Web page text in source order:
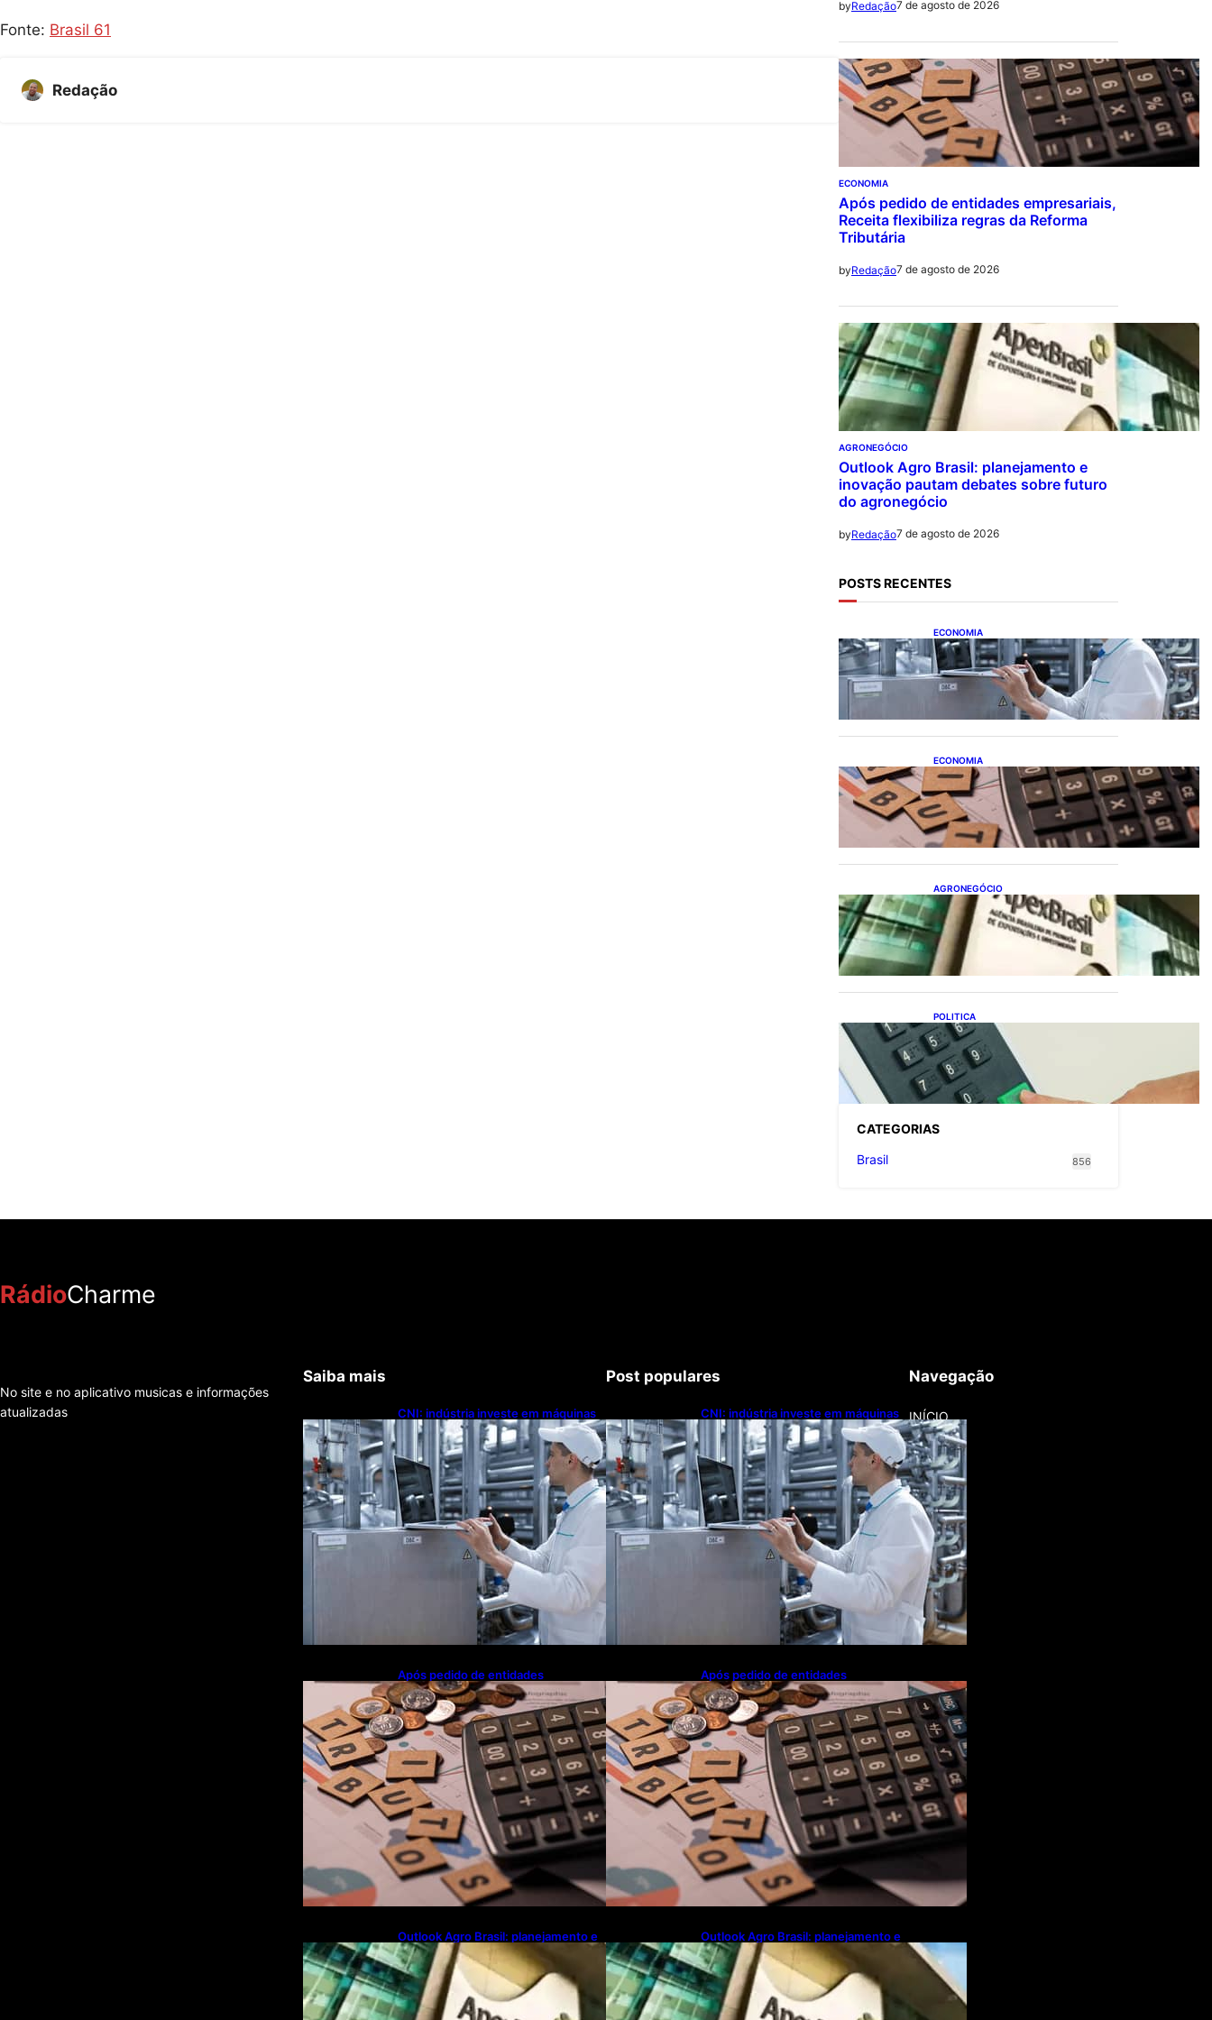
Fonte: Brasil 61
Redação
byRedação7 de agosto de 2026
ECONOMIA
Após pedido de entidades empresariais,
Receita flexibiliza regras da Reforma
Tributária
byRedação7 de agosto de 2026
AGRONEGÓCIO
Outlook Agro Brasil: planejamento e
inovação pautam debates sobre futuro
do agronegócio
byRedação7 de agosto de 2026
POSTS RECENTES
ECONOMIA
CNI: indústria investe em
máquinas novas, mas
modernização tecnológica
avança lentamente
ECONOMIA
Após pedido de entidades
empresariais, Receita
flexibiliza regras da
Reforma Tributária
AGRONEGÓCIO
Outlook Agro Brasil:
planejamento e inovação
pautam debates sobre
futuro do agronegócio
POLITICA
Viracasacas? Em 2022, 259
municípios votaram mais
em Lula no 1º turno e em
Jair no 2º
CATEGORIAS
Brasil
856
RádioCharme
No site e no aplicativo musicas e informações
atualizadas
Saiba mais
CNI: indústria investe em máquinas
novas, mas modernização
tecnológica avança lentamente
Após pedido de entidades
empresariais, Receita flexibiliza
regras da Reforma Tributária
Outlook Agro Brasil: planejamento e
inovação pautam debates sobre
futuro do agronegócio
Post populares
CNI: indústria investe em máquinas
novas, mas modernização
tecnológica avança lentamente
Após pedido de entidades
empresariais, Receita flexibiliza
regras da Reforma Tributária
Outlook Agro Brasil: planejamento e
inovação pautam debates sobre
futuro do agronegócio
Navegação
INÍCIO